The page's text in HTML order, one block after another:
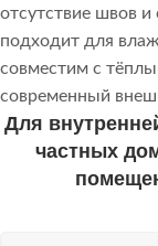
отсутствие швов и
подходит для
совместим с
современный
Для
частных